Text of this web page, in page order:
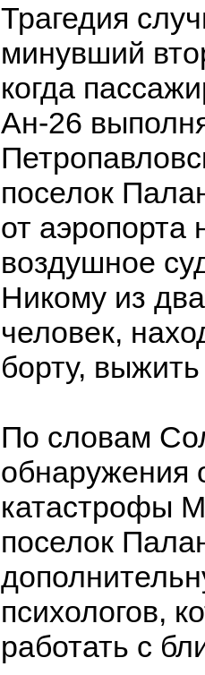
Трагедия
минувший
когда
Ан-26
поселок
от аэропорта
воздушное
Никому из
человек,
борту,
По словам
обнаружения
катастрофы
поселок
психологов,
работать с